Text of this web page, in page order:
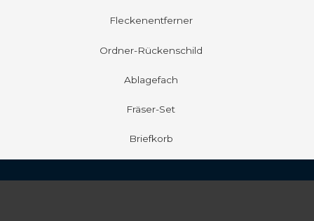
Fleckenentferner
Ordner-Rückenschild
Ablagefach
Fräser-Set
Briefkorb